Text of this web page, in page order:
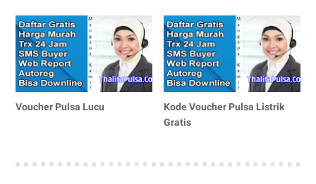
Voucher Pulsa Lucu
Kode Voucher Pulsa Listrik
Gratis